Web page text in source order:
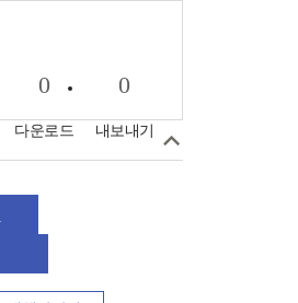
0
다운로드
0
내보내기